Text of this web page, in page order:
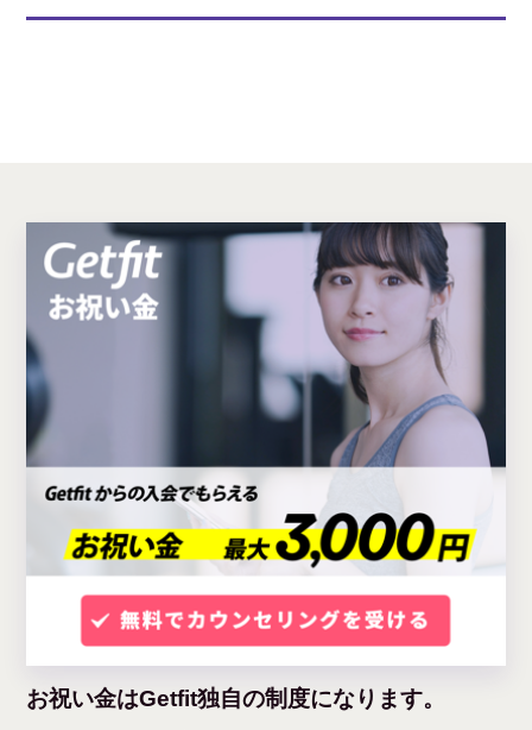
お祝い金はGetfit独自の制度になります。